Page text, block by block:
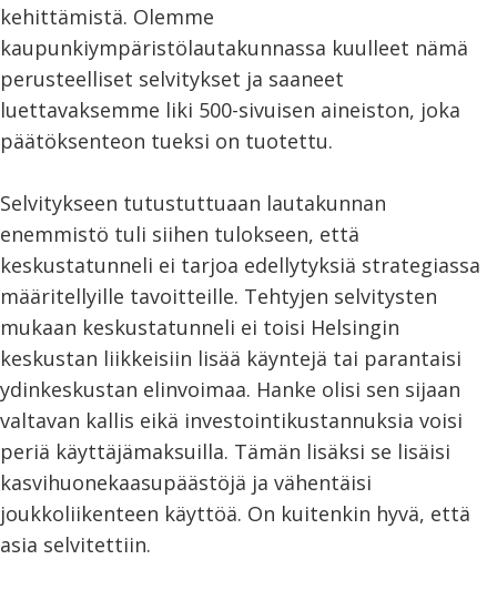
kehittämistä. Olemme
kaupunkiympäristölautakunnassa kuulleet nämä
perusteelliset selvitykset ja saaneet
luettavaksemme liki 500-sivuisen aineiston, joka
päätöksenteon tueksi on tuotettu.
Selvitykseen tutustuttuaan lautakunnan
enemmistö tuli siihen tulokseen, että
keskustatunneli ei tarjoa edellytyksiä strategiassa
määritellyille tavoitteille. Tehtyjen selvitysten
mukaan keskustatunneli ei toisi Helsingin
keskustan liikkeisiin lisää käyntejä tai parantaisi
ydinkeskustan elinvoimaa. Hanke olisi sen sijaan
valtavan kallis eikä investointikustannuksia voisi
periä käyttäjämaksuilla. Tämän lisäksi se lisäisi
kasvihuonekaasupäästöjä ja vähentäisi
joukkoliikenteen käyttöä. On kuitenkin hyvä, että
asia selvitettiin.